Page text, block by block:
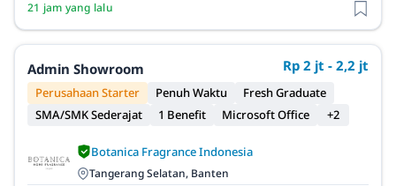
21 jam yang lalu
Admin Showroom Rp 2 jt - 2,2 jt
Perusahaan Starter Penuh Waktu
Fresh Graduate
SMA/SMK Sederajat
1 Benefit Microsoft Office +2
Botanica Fragrance Indonesia
Tangerang Selatan, Banten